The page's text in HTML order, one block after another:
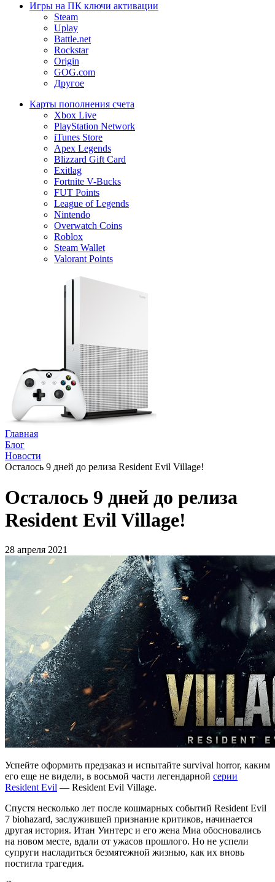
Игры на ПК ключи активации
Steam
Uplay
Battle.net
Rockstar
Origin
GOG.com
Другое
Карты пополнения счета
Xbox Live
PlayStation Network
iTunes Store
Apex Legends
Blizzard Gift Card
Exitlag
Fortnite V-Bucks
FUT Points
League of Legends
Nintendo
Overwatch Coins
Roblox
Steam Wallet
Valorant Points
Главная
Блог
Новости
Осталось 9 дней до релиза Resident Evil Village!
Осталось 9 дней до релиза
Resident Evil Village!
28 апреля 2021
Успейте оформить предзаказ и испытайте survival horror, каким
его еще не видели, в восьмой части легендарной серии
Resident Evil — Resident Evil Village.
Спустя несколько лет после кошмарных событий Resident Evil
7 biohazard, заслужившей признание критиков, начинается
другая история. Итан Уинтерс и его жена Миа обосновались
на новом месте, вдали от ужасов прошлого. Но не успели
супруги насладиться безмятежной жизнью, как их вновь
постигла трагедия.